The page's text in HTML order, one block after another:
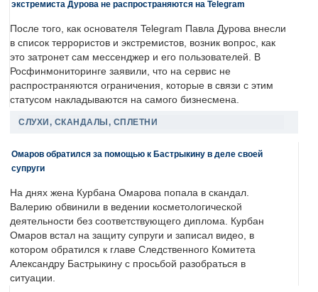
экстремиста Дурова не распространяются на Telegram
После того, как основателя Telegram Павла Дурова внесли
в список террористов и экстремистов, возник вопрос, как
это затронет сам мессенджер и его пользователей. В
Росфинмониторинге заявили, что на сервис не
распространяются ограничения, которые в связи с этим
статусом накладываются на самого бизнесмена.
СЛУХИ, СКАНДАЛЫ, СПЛЕТНИ
Омаров обратился за помощью к Бастрыкину в деле своей
супруги
На днях жена Курбана Омарова попала в скандал.
Валерию обвинили в ведении косметологической
деятельности без соответствующего диплома. Курбан
Омаров встал на защиту супруги и записал видео, в
котором обратился к главе Следственного Комитета
Александру Бастрыкину с просьбой разобраться в
ситуации.